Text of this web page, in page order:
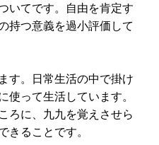
いてです。自由を肯定す
持つ意義を過小評価して
す。日常生活の中で掛け
って生活しています。
ろに、九九を覚えさせら
ることです。